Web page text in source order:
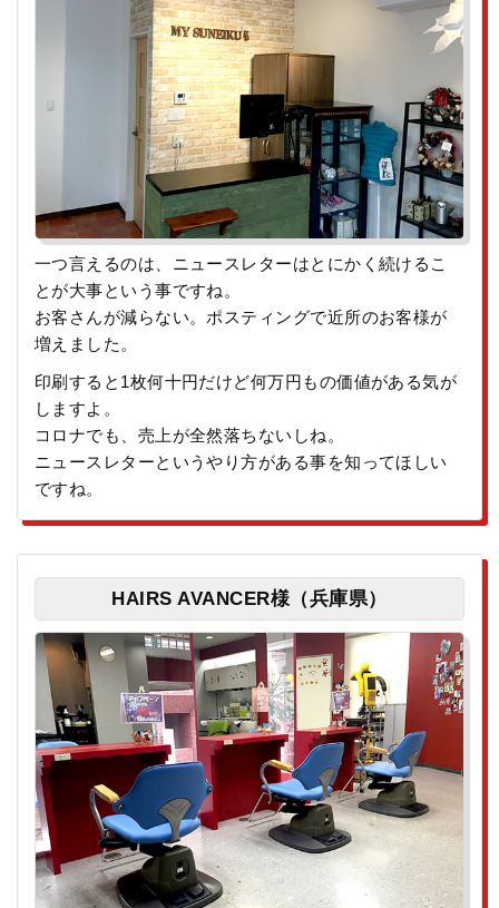
一つ言えるのは、ニュースレターはとにかく続けるこ
とが大事という事ですね。
お客さんが減らない。ポスティングで近所のお客様が
増えました。
印刷すると1枚何十円だけど何万円もの価値がある気が
しますよ。
コロナでも、売上が全然落ちないしね。
ニュースレターというやり方がある事を知ってほしい
ですね。
HAIRS AVANCER様（兵庫県）